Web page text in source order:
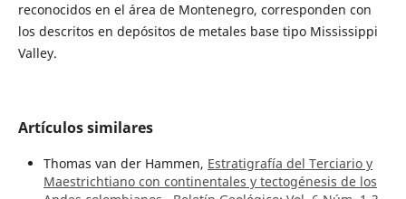
reconocidos en el área de Montenegro, corresponden con
los descritos en depósitos de metales base tipo Mississippi
Valley.
Artículos similares
Thomas van der Hammen, Estratigrafía del Terciario y
Maestrichtiano con continentales y tectogénesis de los